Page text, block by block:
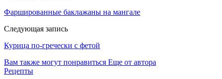
Фаршированные баклажаны на мангале
Следующая запись
Курица по-гречески с фетой
Вам также могут понравиться Еще от автора
Рецепты